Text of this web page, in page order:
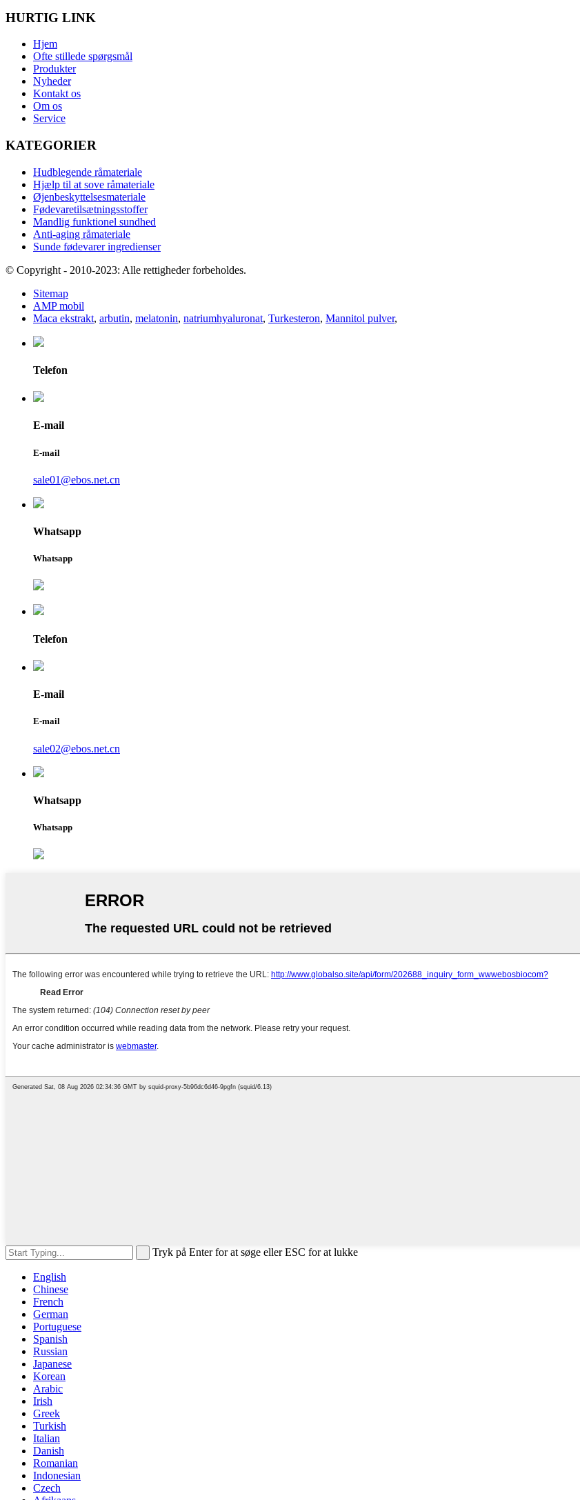
HURTIG LINK
Hjem
Ofte stillede spørgsmål
Produkter
Nyheder
Kontakt os
Om os
Service
KATEGORIER
Hudblegende råmateriale
Hjælp til at sove råmateriale
Øjenbeskyttelsesmateriale
Fødevaretilsætningsstoffer
Mandlig funktionel sundhed
Anti-aging råmateriale
Sunde fødevarer ingredienser
© Copyright - 2010-2023: Alle rettigheder forbeholdes.
Sitemap
AMP mobil
Maca ekstrakt, arbutin, melatonin, natriumhyaluronat, Turkesteron, Mannitol pulver,
Telefon
E-mail
E-mail
sale01@ebos.net.cn
Whatsapp
Whatsapp
Telefon
E-mail
E-mail
sale02@ebos.net.cn
Whatsapp
Whatsapp
Tryk på Enter for at søge eller ESC for at lukke
English
Chinese
French
German
Portuguese
Spanish
Russian
Japanese
Korean
Arabic
Irish
Greek
Turkish
Italian
Danish
Romanian
Indonesian
Czech